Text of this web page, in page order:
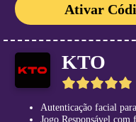
e
st
a
P
KTO
5
a
Autenticação facial
Jogo Responsável
Ativar